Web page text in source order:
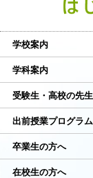
学校案内
学科案内
受験生・高校の先
出前授業プログラム
卒業生の方へ
在校生の方へ